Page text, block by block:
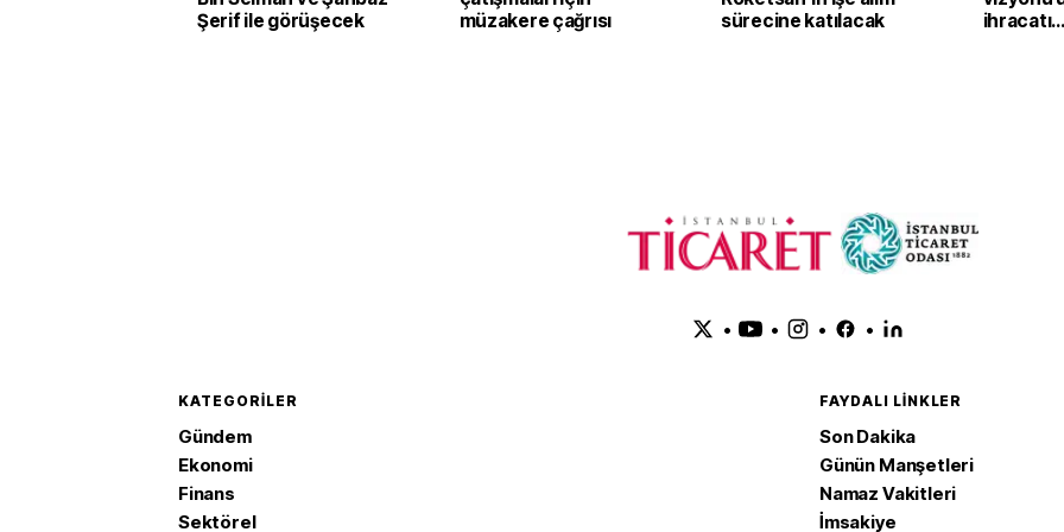
Şerif ile görüşecek
müzakere çağrısı
sürecine katılacak
ihracatı
• • • •
KATEGORILER
Gündem
Ekonomi
Finans
Sektörel
FAYDALI LINKLER
Son Dakika
Günün Manşetleri
Namaz Vakitleri
İmsakiye